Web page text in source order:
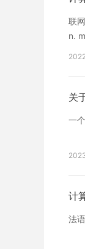
词
联
n.
关
一
计
法